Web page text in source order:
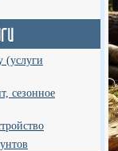
(услуги
сезонное